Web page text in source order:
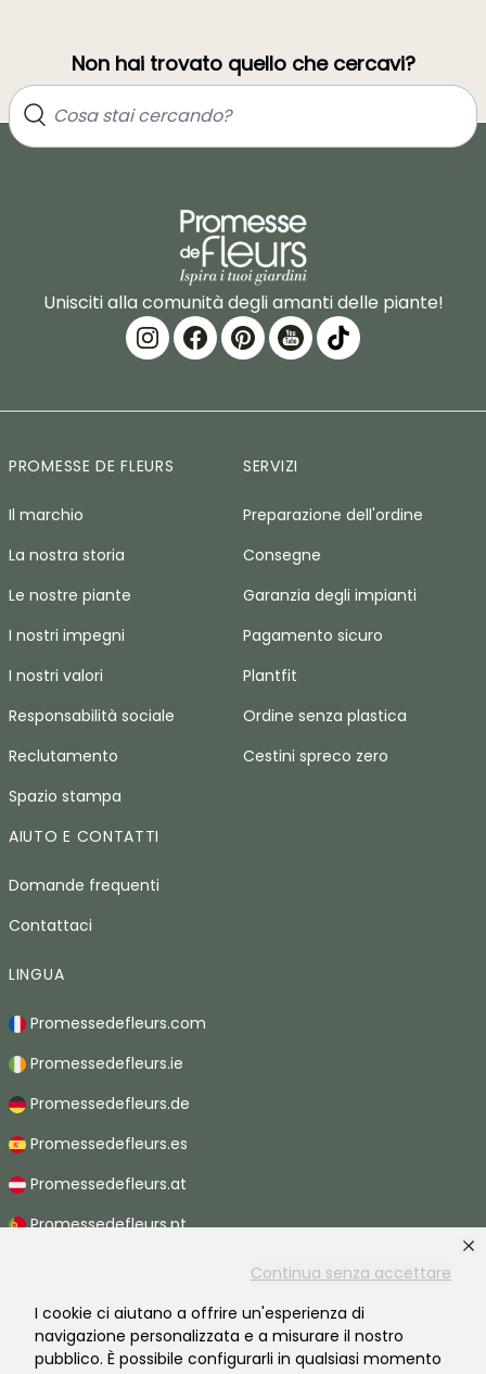
Continua senza accettare
I cookie ci aiutano a offrire un'esperienza di
navigazione personalizzata e a misurare il nostro
pubblico. È possibile configurarli in qualsiasi momento
Non hai trovato quello che cercavi?
Unisciti alla comunità degli amanti delle piante!
PROMESSE DE FLEURS
Il marchio
La nostra storia
Le nostre piante
I nostri impegni
I nostri valori
Responsabilità sociale
Reclutamento
Spazio stampa
SERVIZI
Preparazione dell'ordine
Consegne
Garanzia degli impianti
Pagamento sicuro
Plantfit
Ordine senza plastica
Cestini spreco zero
AIUTO E CONTATTI
Domande frequenti
Contattaci
LINGUA
Promessedefleurs.com
Promessedefleurs.ie
Promessedefleurs.de
Promessedefleurs.es
Promessedefleurs.at
Promessedefleurs.pt
Promessedefleurs.be
Promessedefleurs.ch